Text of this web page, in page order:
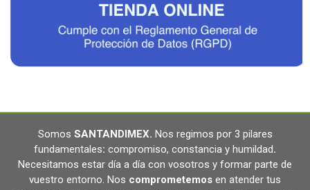
Somos SANTANDIMEX. Nos regimos por 3 pilares
fundamentales: compromiso, constancia y humildad.
Necesitamos estar día a día con vosotros y formar parte de
vuestro entorno. Nos comprometemos en atender tus